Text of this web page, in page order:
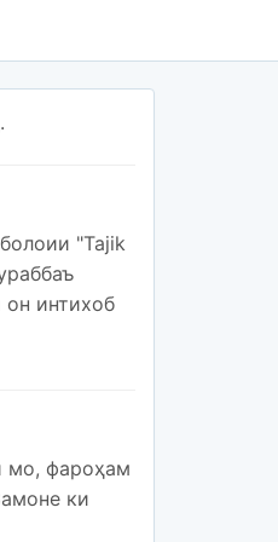
"Tajik
интихоб
мо, фароҳам
ки